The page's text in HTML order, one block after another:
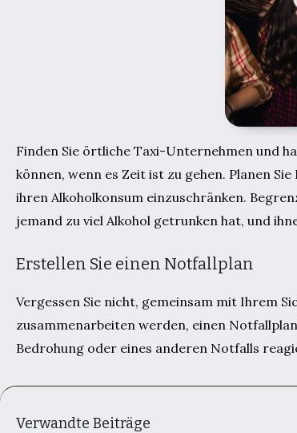
Finden Sie örtliche Taxi-Unternehmen und
können, wenn es Zeit ist zu gehen. Planen
ihren Alkoholkonsum einzuschränken.
jemand zu viel Alkohol getrunken hat, und
Erstellen Sie einen Notfallplan
Vergessen Sie nicht, gemeinsam mit Ihrem
zusammenarbeiten werden, einen
Bedrohung oder eines anderen Notfalls
Verwandte Beiträge